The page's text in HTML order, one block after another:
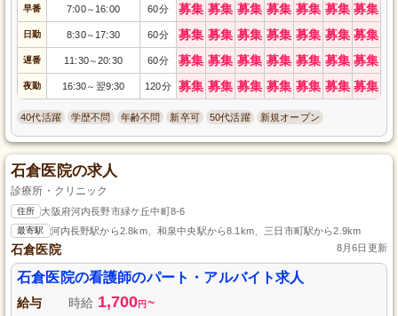
早番 7:00～ 16:00 60分 募集 募集 募集 募集 募集 募集 募集
日勤 8:30～ 17:30 60分 募集 募集 募集 募集 募集 募集 募集
遅番 11:30～20:30 60分 募集 募集 募集 募集 募集 募集 募集
夜勤 16:30～ 翌9:30 120分 募集 募集 募集 募集 募集 募集 募集
40代活躍 学歴不問 年齢不問 新卒可 50代活躍 新規オープン
石倉医院の求人
診療所・クリニック
住所 大阪府河内長野市緑ケ丘中町8-6
最寄駅 河内長野駅から2.8km、和泉中央駅から8.1km、三日市町駅から2.9km
石倉医院 8月6日更新
石倉医院の看護師のパート・アルバイト求人
給与 時給 1,700円 ~